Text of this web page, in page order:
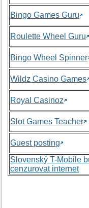
Bingo Games Guru
Roulette Wheel Guru
Bingo Wheel Spinner
Wildz Casino Games
Royal Casinoz
Slot Games Teacher
Guest posting
Slovenský T-Mobile
cenzurovat internet